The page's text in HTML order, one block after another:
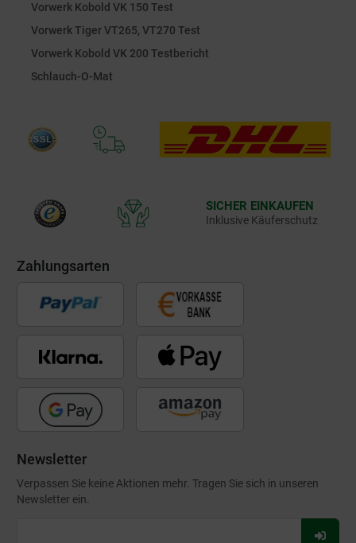
Vorwerk Kobold VK 150 Test
Vorwerk Tiger VT265, VT270 Test
Vorwerk Kobold VK 200 Testbericht
Schlauch-O-Mat
SICHER EINKAUFEN
Inklusive Käuferschutz
Zahlungsarten
Newsletter
Verpassen Sie keine Aktionen mehr. Tragen Sie sich in unseren
Newsletter ein.
Für